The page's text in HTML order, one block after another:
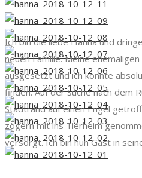
Ich bin die liebe Hanna und
neuen Familie. Meine
ausgesetzt und ich konnte
finden. Auf der Suche nach dem
Stadtrand auf einen Engel
zögern mit ins Tierheim
versorgt. Ich bin nun Gast in